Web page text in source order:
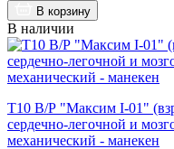
В корзину
В наличии
Т10 В/Р "Максим I-01"
сердечно-легочной и
механический - манекен